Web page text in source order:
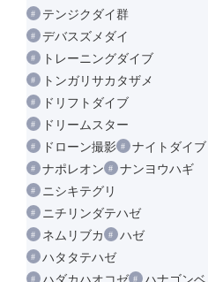
テンジクダイ群
デバスズメダイ
トレーニングダイブ
トンガリサカタザメ
ドリフトダイブ
ドリームスター
ドローン撮影
ナイトダイブ
ナポレオン
ナンヨウハギ
ニシキテグリ
ニチリンダテハゼ
ネムリブカ
ハゼ
ハタタテハゼ
ハダカハオコゼ
ハナゴンベ